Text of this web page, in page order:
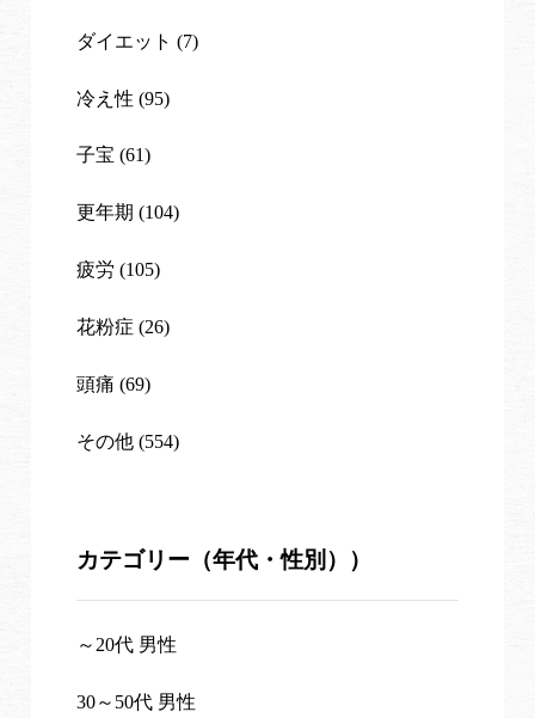
ダイエット (7)
冷え性 (95)
子宝 (61)
更年期 (104)
疲労 (105)
花粉症 (26)
頭痛 (69)
その他 (554)
カテゴリー（年代・性別））
～20代 男性
30～50代 男性